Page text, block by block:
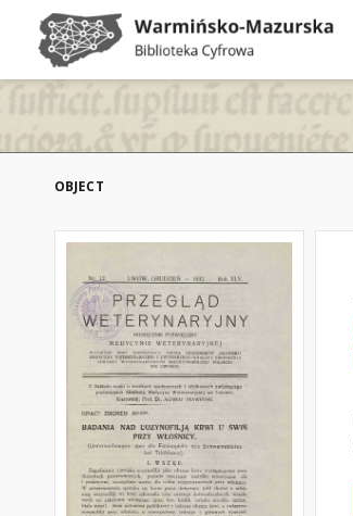
OBJECT